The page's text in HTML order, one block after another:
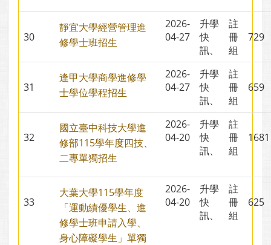
30
靜宜大學經營管理進
修學士班招生
2026-
04-27
升學
快
訊、
註
冊
組
31
逢甲大學商學進修學
士學位學程招生
2026-
04-27
升學
快
訊、
註
冊
組
32
國立臺中科技大學進
修部115學年度四技、
二專單獨招生
2026-
04-20
升學
快
訊、
註
冊
組
33
大葉大學115學年度
「運動績優學生、進
修學士班申請入學、
身心障礙學生」單獨
2026-
04-20
升學
快
訊、
註
冊
組